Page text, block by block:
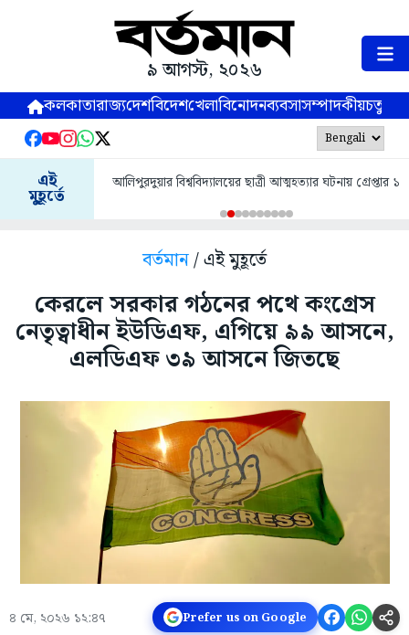
৯ আগস্ট, ২০২৬
কলকাতারাজ্যদেশবিদেশখেলাবিনোদনব্যবসাসম্পাদকীয়
এই
মুহূর্তে
আলিপুরদুয়ার বিশ্ববিদ্যালয়ের ছাত্রী আত্মহত্যার ঘটনায় গ্রেপ্তার ১
বর্তমান/ এই মুহূর্তে
কেরলে সরকার গঠনের পথে কংগ্রেস
নেতৃত্বাধীন ইউডিএফ, এগিয়ে ৯৯ আসনে,
এলডিএফ ৩৯ আসনে জিতছে
৪ মে, ২০২৬ ১২:৪৭ Prefer us on Google